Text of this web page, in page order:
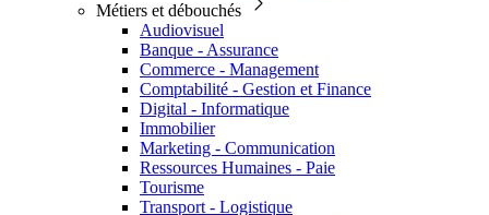
Métiers et débouchés
Audiovisuel
Banque - Assurance
Commerce - Management
Comptabilité - Gestion et Finance
Digital - Informatique
Immobilier
Marketing - Communication
Ressources Humaines - Paie
Tourisme
Transport - Logistique